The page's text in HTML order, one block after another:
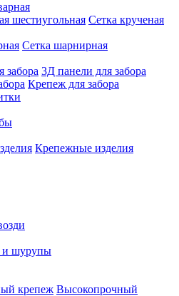
Сетка крученая
Сетка шарнирная
3Д панели для забора
Крепеж для забора
Крепежные изделия
и шурупы
Высокопрочный